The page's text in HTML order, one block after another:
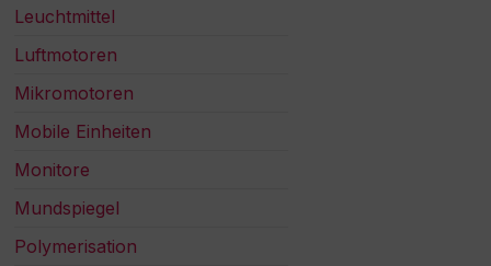
Leuchtmittel
Luftmotoren
Mikromotoren
Mobile Einheiten
Monitore
Mundspiegel
Polymerisation